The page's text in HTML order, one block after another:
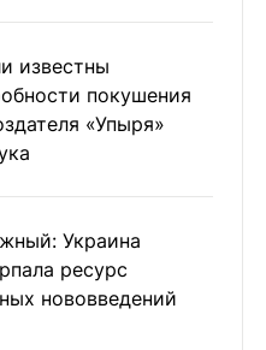
известны
покушения
«Упыря»
Украина
ресурс
нововведений